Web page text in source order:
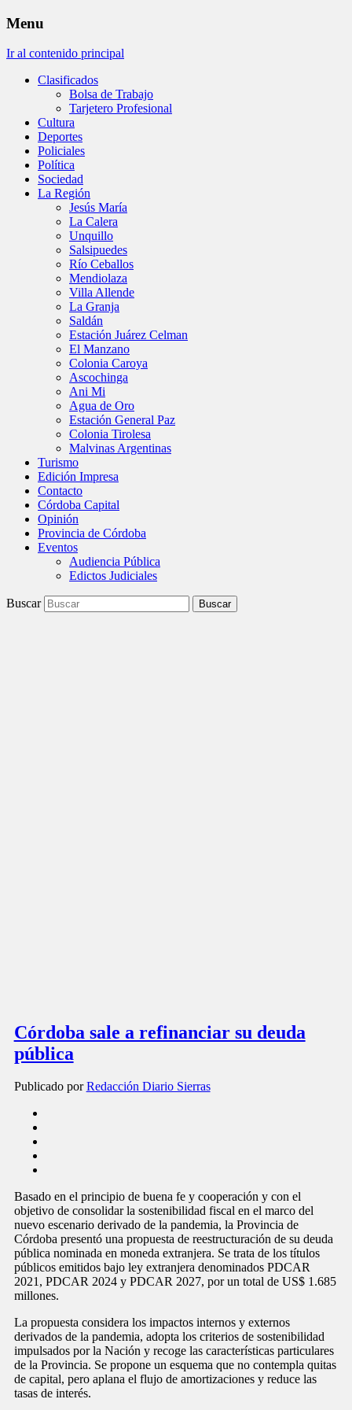
Menu
Ir al contenido principal
Clasificados
Bolsa de Trabajo
Tarjetero Profesional
Cultura
Deportes
Policiales
Política
Sociedad
La Región
Jesús María
La Calera
Unquillo
Salsipuedes
Río Ceballos
Mendiolaza
Villa Allende
La Granja
Saldán
Estación Juárez Celman
El Manzano
Colonia Caroya
Ascochinga
Ani Mi
Agua de Oro
Estación General Paz
Colonia Tirolesa
Malvinas Argentinas
Turismo
Edición Impresa
Contacto
Córdoba Capital
Opinión
Provincia de Córdoba
Eventos
Audiencia Pública
Edictos Judiciales
Buscar
Córdoba sale a refinanciar su deuda
pública
Publicado porRedacción Diario Sierras
Basado en el principio de buena fe y cooperación y con el
objetivo de consolidar la sostenibilidad fiscal en el marco del
nuevo escenario derivado de la pandemia, la Provincia de
Córdoba presentó una propuesta de reestructuración de su deuda
pública nominada en moneda extranjera. Se trata de los títulos
públicos emitidos bajo ley extranjera denominados PDCAR
2021, PDCAR 2024 y PDCAR 2027, por un total de US$ 1.685
millones.
La propuesta considera los impactos internos y externos
derivados de la pandemia, adopta los criterios de sostenibilidad
impulsados por la Nación y recoge las características particulares
de la Provincia. Se propone un esquema que no contempla quitas
de capital, pero aplana el flujo de amortizaciones y reduce las
tasas de interés.